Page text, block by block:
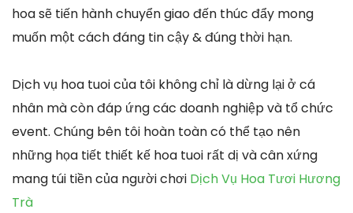
hoa sẽ tiến hành chuyển giao đến thúc đẩy mong
muốn một cách đáng tin cậy & đúng thời hạn.
Dịch vụ hoa tuoi của tôi không chỉ là dừng lại ở cá
nhân mà còn đáp ứng các doanh nghiệp và tổ chức
event. Chúng bên tôi hoàn toàn có thể tạo nên
những họa tiết thiết kế hoa tuoi rất dị và cân xứng
mang túi tiền của người chơi Dịch Vụ Hoa Tươi Hương
Trà